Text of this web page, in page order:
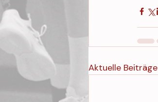
Aktuelle Beiträge